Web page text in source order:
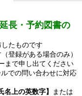
長・予約図書の
たものです
登録がある場合のみ）
まで申し出てください
での問い合わせに対応
名上の英数字】
または